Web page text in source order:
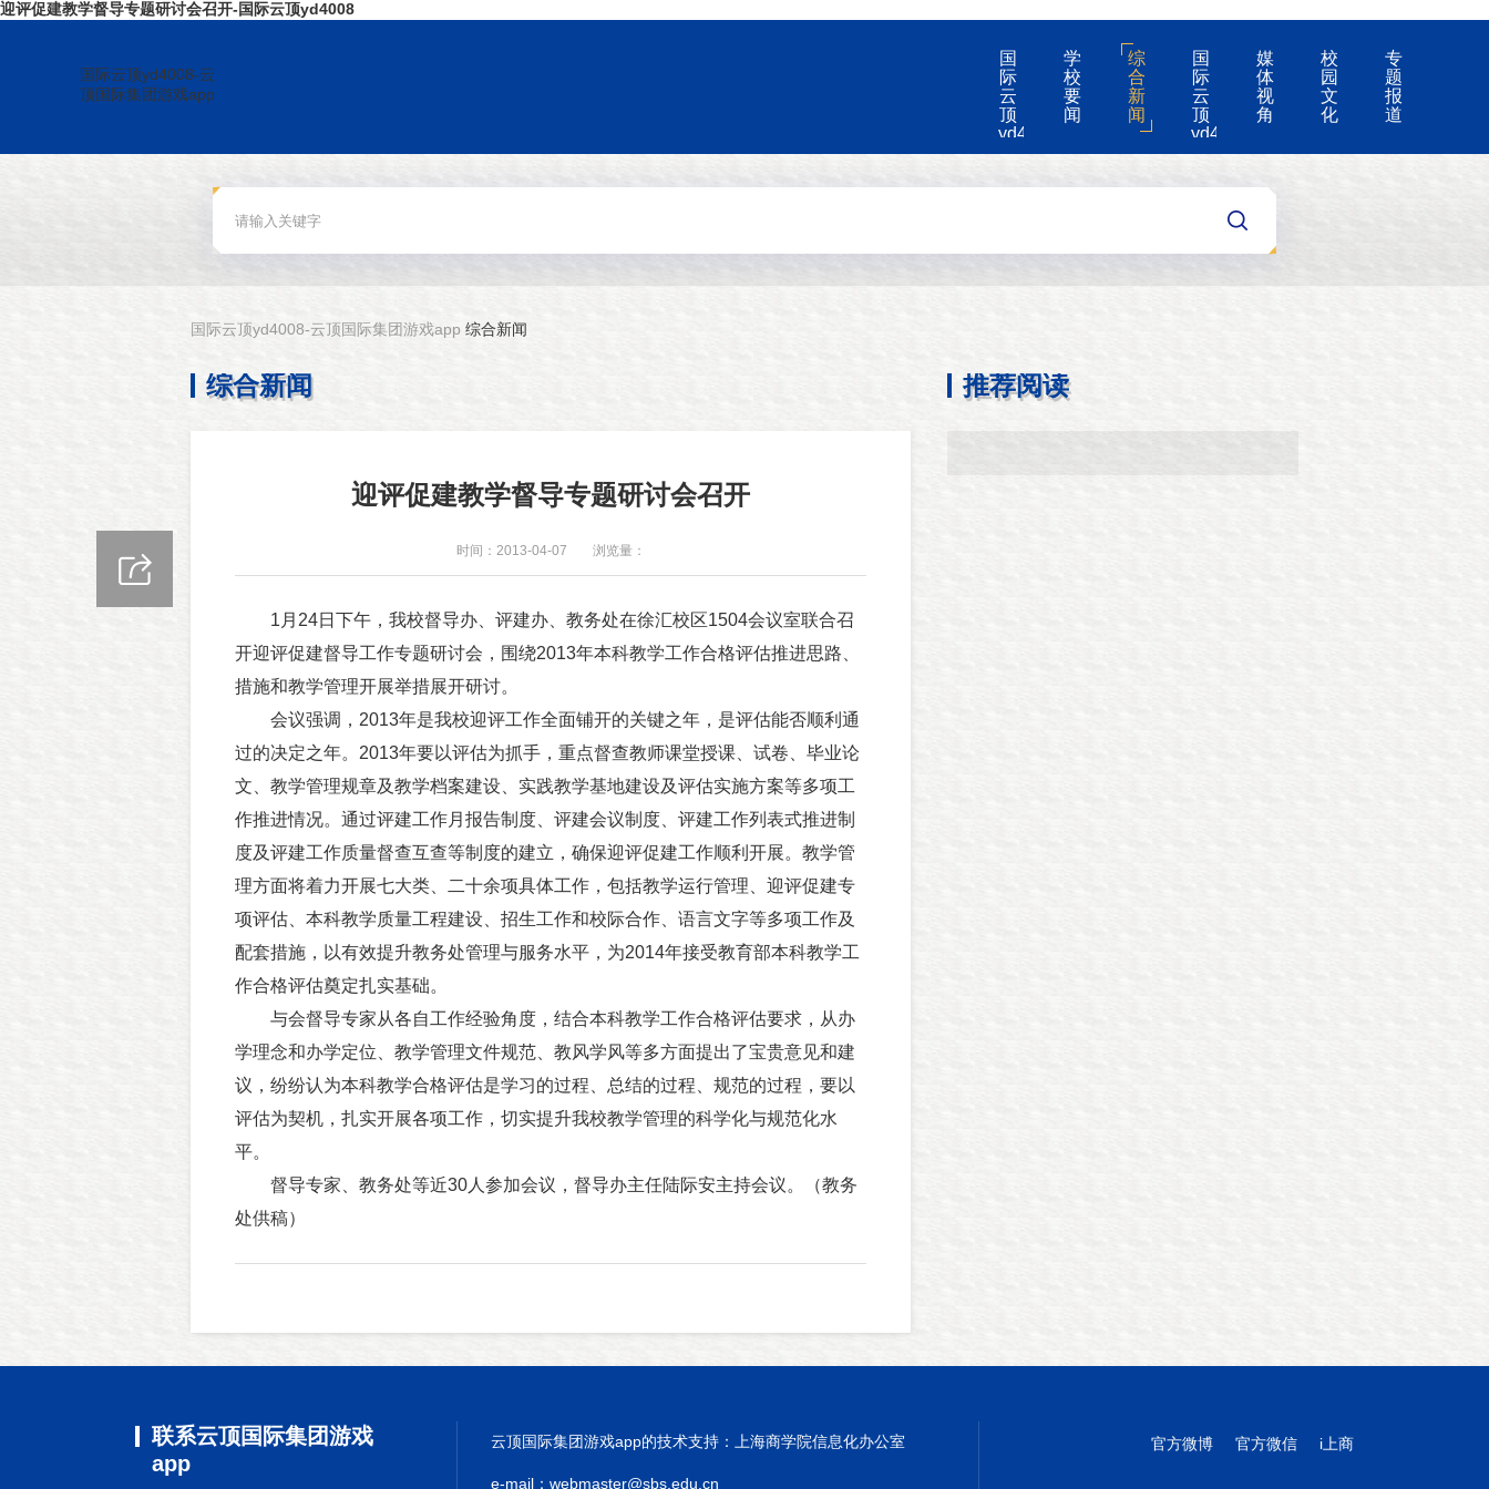
迎评促建教学督导专题研讨会召开-国际云顶yd4008
国际云顶yd4008-云
顶国际集团游戏app
国
际
云
顶
yd4008-
云
国
戏
学
校
要
闻
综
合
新
闻
国
际
云
顶
yd4008
的
告
媒
体
视
角
校
园
文
化
专
题
报
道
国际云顶yd4008-云顶国际集团游戏app 综合新闻
综合新闻
迎评促建教学督导专题研讨会召开
时间：2013-04-07 浏览量：
1月24日下午，我校督导办、评建办、教务处在徐汇校区1504会议室联合召
开迎评促建督导工作专题研讨会，围绕2013年本科教学工作合格评估推进思路、
措施和教学管理开展举措展开研讨。
会议强调，2013年是我校迎评工作全面铺开的关键之年，是评估能否顺利通
过的决定之年。2013年要以评估为抓手，重点督查教师课堂授课、试卷、毕业论
文、教学管理规章及教学档案建设、实践教学基地建设及评估实施方案等多项工
作推进情况。通过评建工作月报告制度、评建会议制度、评建工作列表式推进制
度及评建工作质量督查互查等制度的建立，确保迎评促建工作顺利开展。教学管
理方面将着力开展七大类、二十余项具体工作，包括教学运行管理、迎评促建专
项评估、本科教学质量工程建设、招生工作和校际合作、语言文字等多项工作及
配套措施，以有效提升教务处管理与服务水平，为2014年接受教育部本科教学工
作合格评估奠定扎实基础。
与会督导专家从各自工作经验角度，结合本科教学工作合格评估要求，从办
学理念和办学定位、教学管理文件规范、教风学风等多方面提出了宝贵意见和建
议，纷纷认为本科教学合格评估是学习的过程、总结的过程、规范的过程，要以
评估为契机，扎实开展各项工作，切实提升我校教学管理的科学化与规范化水
平。
督导专家、教务处等近30人参加会议，督导办主任陆际安主持会议。（教务
处供稿）
推荐阅读
联系云顶国际集团游戏
app
云顶国际集团游戏app的技术支持：上海商学院信息化办公室
e-mail： webmaster@sbs.edu.cn
i上商
官方微信
官方微博